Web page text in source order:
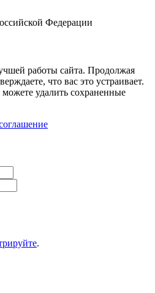
Федерации
работы сайта. Продолжая
что вас это устраивает.
удалить сохраненные
.